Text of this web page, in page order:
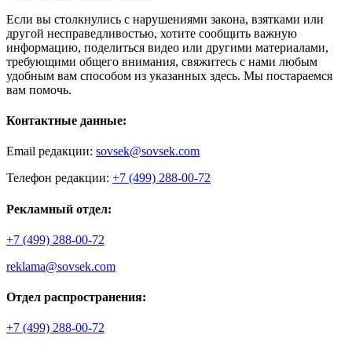
Если вы столкнулись с нарушениями закона, взятками или
другой несправедливостью, хотите сообщить важную
информацию, поделиться видео или другими материалами,
требующими общего внимания, свяжитесь с нами любым
удобным вам способом из указанных здесь. Мы постараемся
вам помочь.
Контактные данные:
Email редакции: sovsek@sovsek.com
Телефон редакции: +7 (499) 288-00-72
Рекламный отдел:
+7 (499) 288-00-72
reklama@sovsek.com
Отдел распространения:
+7 (499) 288-00-72